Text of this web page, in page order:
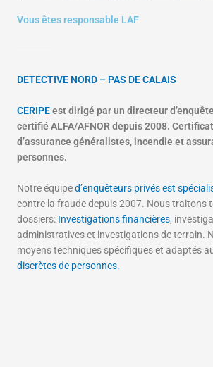
Vous êtes responsable LAF
DETECTIVE NORD – PAS DE CALAIS
CERIPEest dirigé par un directeur
certifié ALFA/AFNOR depuis 2008.
d’assurance généralistes, incendie et
personnes.
Notre équiped’enquêteurs privés est
contre la fraude depuis 2007. Nous traitons
dossiers: Investigations financières,
administratives et investigations de terrain.
moyens techniques spécifiques et adaptés
discrètes de personnes.